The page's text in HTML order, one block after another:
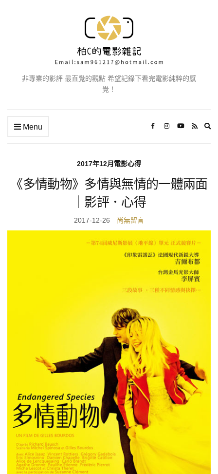
非專業的影評 最直覺的觀點 希望記錄下看完電影純粹的感
覺！
Menu
2017年12月電影心得
《多情動物》多情與無情的一體兩面
｜影評．心得
2017-12-26 尚無留言